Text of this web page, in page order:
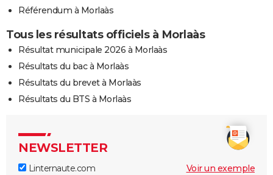
Référendum à Morlaàs
Tous les résultats officiels à Morlaàs
Résultat municipale 2026 à Morlaàs
Résultats du bac à Morlaàs
Résultats du brevet à Morlaàs
Résultats du BTS à Morlaàs
NEWSLETTER
Linternaute.com Voir un exemple